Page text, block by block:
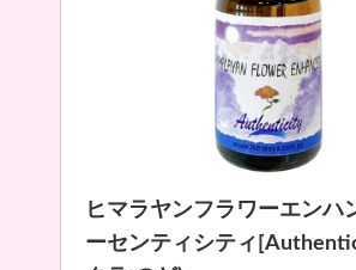
ヒマラヤンフラワーエンハ
ーセンティシティ